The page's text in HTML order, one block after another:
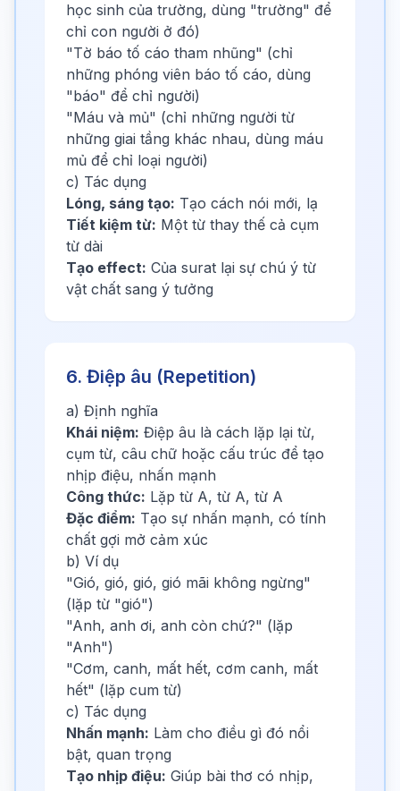
học sinh của trường, dùng "trường" để
chỉ con người ở đó)
"Tờ báo tố cáo tham nhũng" (chỉ
những phóng viên báo tố cáo, dùng
"báo" để chỉ người)
"Máu và mủ" (chỉ những người từ
những giai tầng khác nhau, dùng máu
mủ để chỉ loại người)
c) Tác dụng
Lóng, sáng tạo: Tạo cách nói mới, lạ
Tiết kiệm từ: Một từ thay thế cả cụm
từ dài
Tạo effect: Của surat lại sự chú ý từ
vật chất sang ý tưởng
6. Điệp âu (Repetition)
a) Định nghĩa
Khái niệm: Điệp âu là cách lặp lại từ,
cụm từ, câu chữ hoặc cấu trúc để tạo
nhịp điệu, nhấn mạnh
Công thức: Lặp từ A, từ A, từ A
Đặc điểm: Tạo sự nhấn mạnh, có tính
chất gợi mở cảm xúc
b) Ví dụ
"Gió, gió, gió, gió mãi không ngừng"
(lặp từ "gió")
"Anh, anh ơi, anh còn chứ?" (lặp
"Anh")
"Cơm, canh, mất hết, cơm canh, mất
hết" (lặp cum từ)
c) Tác dụng
Nhấn mạnh: Làm cho điều gì đó nổi
bật, quan trọng
Tạo nhịp điệu: Giúp bài thơ có nhịp,